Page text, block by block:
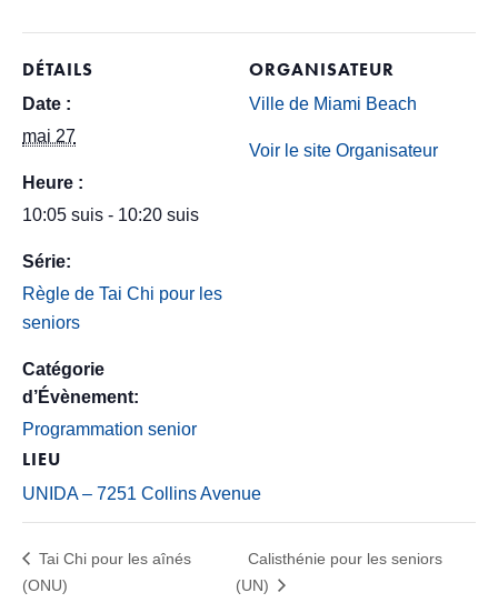
DÉTAILS
Date :
mai 27
Heure :
10:05 suis - 10:20 suis
Série:
Règle de Tai Chi pour les
seniors
Catégorie
d’Évènement:
Programmation senior
LIEU
UNIDA – 7251 Collins Avenue
ORGANISATEUR
Ville de Miami Beach
Voir le site Organisateur
Tai Chi pour les aînés
(ONU)
Calisthénie pour les seniors
(UN)